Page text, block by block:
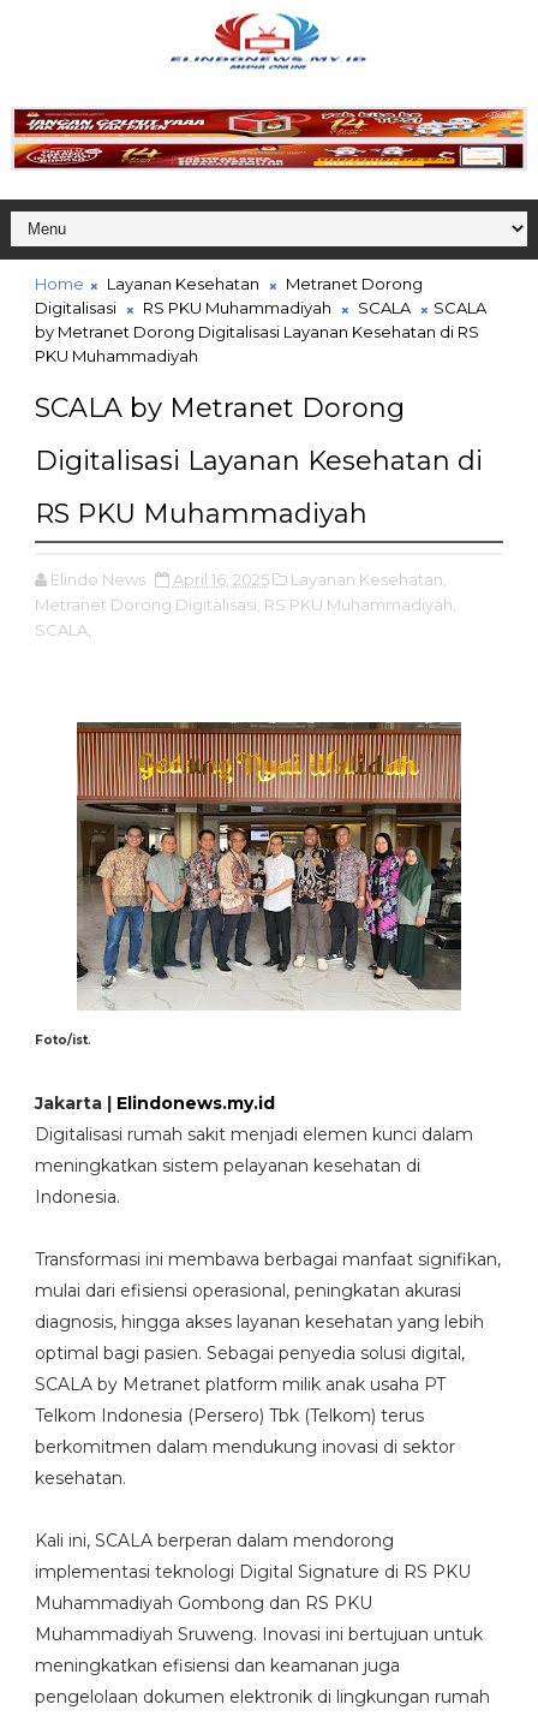
Home Layanan Kesehatan
Metranet Dorong
Digitalisasi
RS PKU Muhammadiyah SCALA
SCALA
by Metranet Dorong Digitalisasi Layanan Kesehatan di RS
PKU Muhammadiyah
SCALA by Metranet Dorong
Digitalisasi Layanan Kesehatan di
RS PKU Muhammadiyah
Elindo News April 16, 2025
Layanan Kesehatan,
Metranet Dorong Digitalisasi, RS PKU Muhammadiyah,
SCALA,
Foto/ist.
Jakarta | Elindonews.my.id
Digitalisasi rumah sakit menjadi elemen kunci dalam
meningkatkan sistem pelayanan kesehatan di
Indonesia.
Transformasi ini membawa berbagai manfaat signifikan,
mulai dari efisiensi operasional, peningkatan akurasi
diagnosis, hingga akses layanan kesehatan yang lebih
optimal bagi pasien. Sebagai penyedia solusi digital,
SCALA by Metranet platform milik anak usaha PT
Telkom Indonesia (Persero) Tbk (Telkom) terus
berkomitmen dalam mendukung inovasi di sektor
kesehatan.
Kali ini, SCALA berperan dalam mendorong
implementasi teknologi Digital Signature di RS PKU
Muhammadiyah Gombong dan RS PKU
Muhammadiyah Sruweng. Inovasi ini bertujuan untuk
meningkatkan efisiensi dan keamanan juga
pengelolaan dokumen elektronik di lingkungan rumah